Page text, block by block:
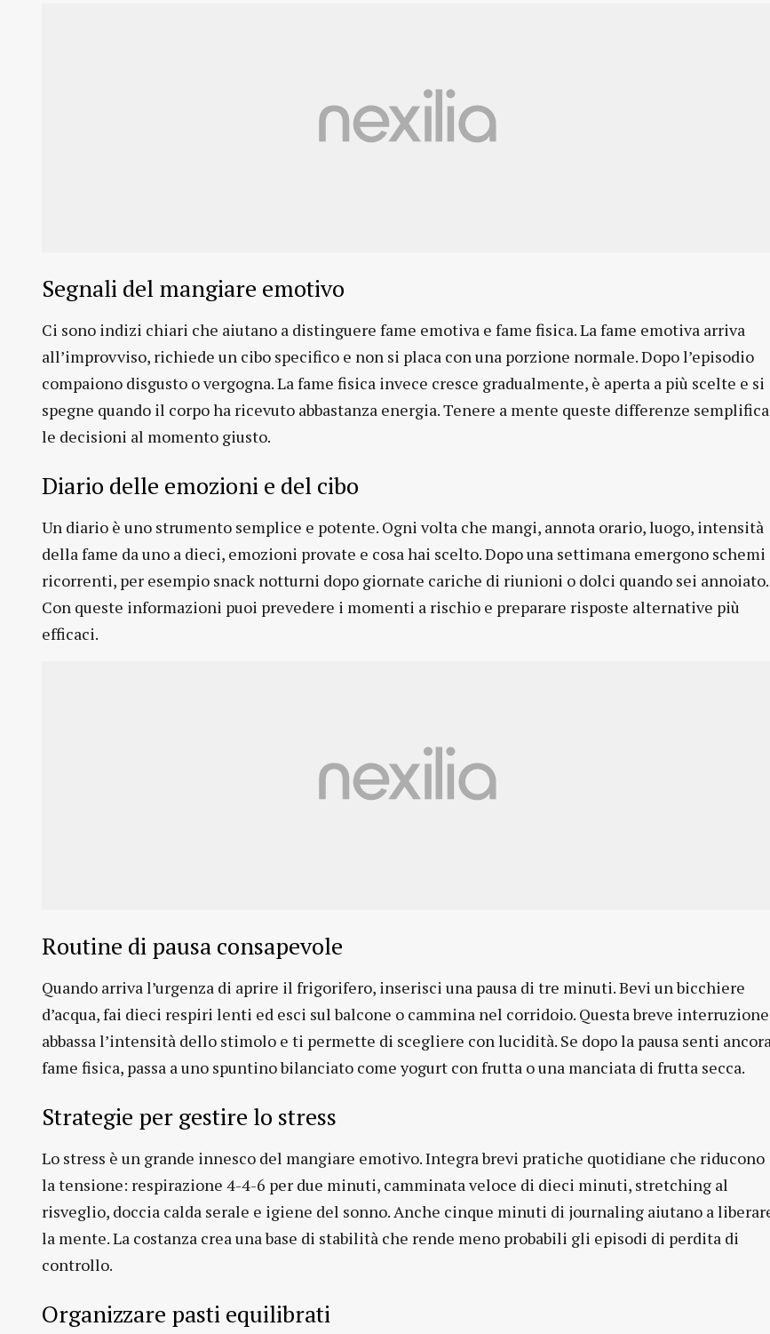
Segnali del mangiare emotivo
Ci sono indizi chiari che aiutano a distinguere fame emotiva e fame fisica. La fame emotiva arriva
all’improvviso, richiede un cibo specifico e non si placa con una porzione normale. Dopo l’episodio
compaiono disgusto o vergogna. La fame fisica invece cresce gradualmente, è aperta a più scelte e si
spegne quando il corpo ha ricevuto abbastanza energia. Tenere a mente queste differenze semplifica
le decisioni al momento giusto.
Diario delle emozioni e del cibo
Un diario è uno strumento semplice e potente. Ogni volta che mangi, annota orario, luogo, intensità
della fame da uno a dieci, emozioni provate e cosa hai scelto. Dopo una settimana emergono schemi
ricorrenti, per esempio snack notturni dopo giornate cariche di riunioni o dolci quando sei annoiato.
Con queste informazioni puoi prevedere i momenti a rischio e preparare risposte alternative più
efficaci.
Routine di pausa consapevole
Quando arriva l’urgenza di aprire il frigorifero, inserisci una pausa di tre minuti. Bevi un bicchiere
d’acqua, fai dieci respiri lenti ed esci sul balcone o cammina nel corridoio. Questa breve interruzione
abbassa l’intensità dello stimolo e ti permette di scegliere con lucidità. Se dopo la pausa senti
fame fisica, passa a uno spuntino bilanciato come yogurt con frutta o una manciata di frutta secca.
Strategie per gestire lo stress
Lo stress è un grande innesco del mangiare emotivo. Integra brevi pratiche quotidiane che riducono
la tensione: respirazione 4-4-6 per due minuti, camminata veloce di dieci minuti, stretching al
risveglio, doccia calda serale e igiene del sonno. Anche cinque minuti di journaling aiutano a
la mente. La costanza crea una base di stabilità che rende meno probabili gli episodi di perdita di
controllo.
Organizzare pasti equilibrati